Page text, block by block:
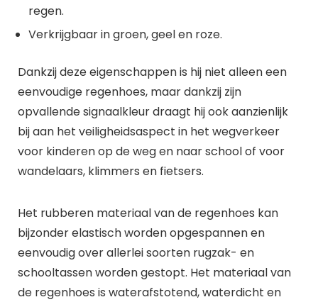
regen.
Verkrijgbaar in groen, geel en roze.
Dankzij deze eigenschappen is hij niet alleen een
eenvoudige regenhoes, maar dankzij zijn
opvallende signaalkleur draagt hij ook aanzienlijk
bij aan het veiligheidsaspect in het wegverkeer
voor kinderen op de weg en naar school of voor
wandelaars, klimmers en fietsers.
Het rubberen materiaal van de regenhoes kan
bijzonder elastisch worden opgespannen en
eenvoudig over allerlei soorten rugzak- en
schooltassen worden gestopt. Het materiaal van
de regenhoes is waterafstotend, waterdicht en